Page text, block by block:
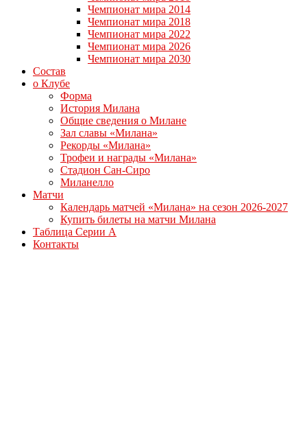
Чемпионат мира 2014
Чемпионат мира 2018
Чемпионат мира 2022
Чемпионат мира 2026
Чемпионат мира 2030
Состав
о Клубе
Форма
История Милана
Общие сведения о Милане
Зал славы «Милана»
Рекорды «Милана»
Трофеи и награды «Милана»
Стадион Сан-Сиро
Миланелло
Матчи
Календарь матчей «Милана» на сезон 2026-2027
Купить билеты на матчи Милана
Таблица Серии А
Контакты